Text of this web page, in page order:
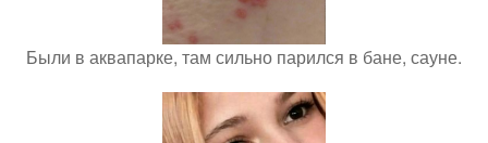
Были в аквапарке, там сильно парился в бане, сауне.